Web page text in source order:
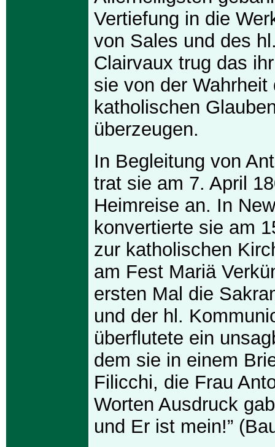
Vertiefung in die
von Sales und des
Clairvaux trug das
sie von der Wahrheit
katholischen
überzeugen.
In Begleitung von
trat sie am 7. April
Heimreise an. In
konvertierte sie am
zur katholischen
am Fest Mariä
ersten Mal die
und der hl.
überflutete ein
dem sie in einem
Filicchi, die Frau
Worten Ausdruck
und Er ist mein!”